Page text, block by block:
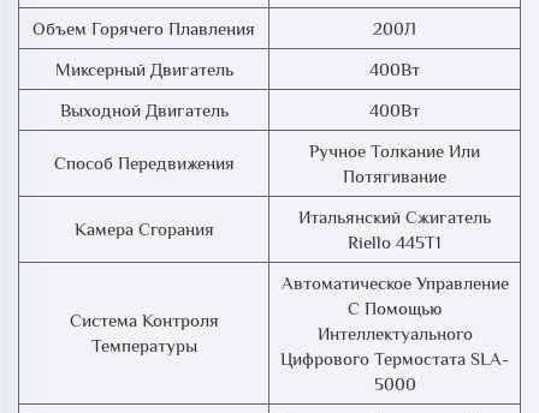
Объем Горячего Плавления
200Л
Миксерный Двигатель
400Вт
Выходной Двигатель
400Вт
Способ Передвижения
Ручное Толкание Или
Потягивание
Камера Сгорания
Итальянский Сжигатель
Riello 445T1
Система Контроля
Температуры
Автоматическое Управление
С Помощью
Интеллектуального
Цифрового Термостата SLA-
5000